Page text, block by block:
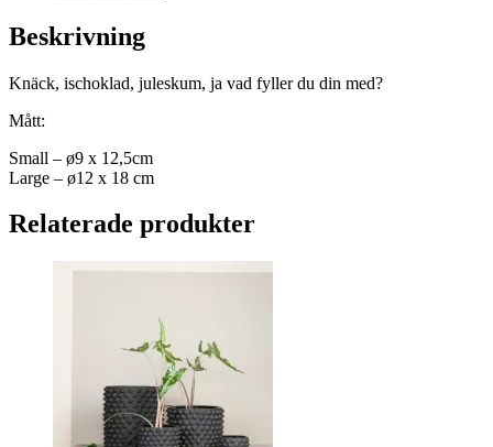
Beskrivning
Knäck, ischoklad, juleskum, ja vad fyller du din med?
Mått:
Small – ø9 x 12,5cm
Large – ø12 x 18 cm
Relaterade produkter